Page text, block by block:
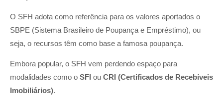
O SFH adota como referência para os valores aportados o
SBPE (Sistema Brasileiro de Poupança e Empréstimo), ou
seja, o recursos têm como base a famosa poupança.
Embora popular, o SFH vem perdendo espaço para
modalidades como o SFI ou CRI (Certificados de Recebíveis
Imobiliários).